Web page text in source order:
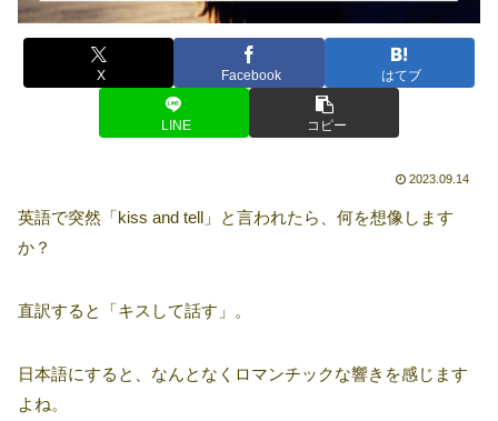
X Facebook はてブ
LINE コピー
2023.09.14
英語で突然「kiss and tell」と言われたら、何を想像します
か？
直訳すると「キスして話す」。
日本語にすると、なんとなくロマンチックな響きを感じます
よね。